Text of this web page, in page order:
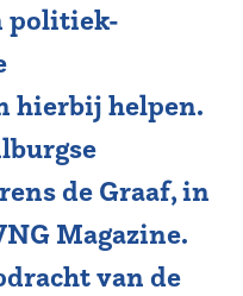
politiek-
hierbij helpen.
de Graaf, in
Magazine.
van de